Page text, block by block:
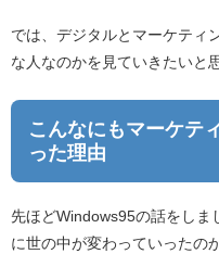
では、デジタルとマーケティ
な人なのかを見ていきたいと
こんなにもマーケテ
った理由
先ほどWindows95の話をしま
に世の中が変わっていったの